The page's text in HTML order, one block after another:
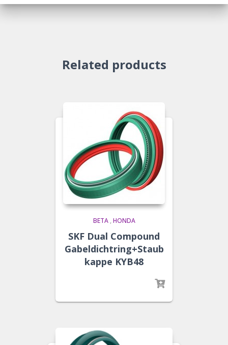
Related products
BETA, HONDA
SKF Dual Compound
Gabeldichtring+Staub
kappe KYB48